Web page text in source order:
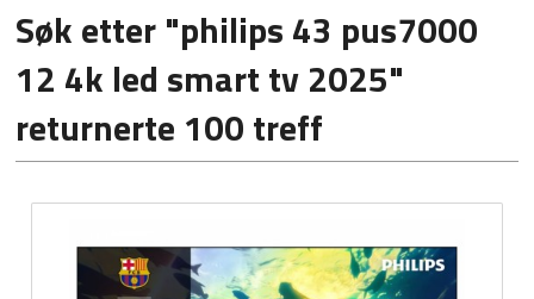
Søk etter "philips 43 pus7000
12 4k led smart tv 2025"
returnerte 100 treff